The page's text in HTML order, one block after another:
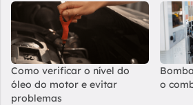
Como verificar o nível do
óleo do motor e evitar
problemas
o